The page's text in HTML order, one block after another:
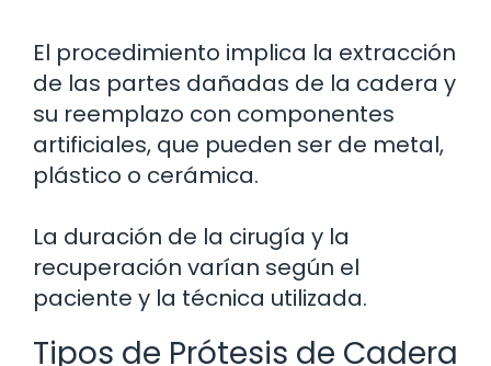
El procedimiento implica la extracción
de las partes dañadas de la cadera y
su reemplazo con componentes
artificiales, que pueden ser de metal,
plástico o cerámica.
La duración de la cirugía y la
recuperación varían según el
paciente y la técnica utilizada.
Tipos de Prótesis de Cadera